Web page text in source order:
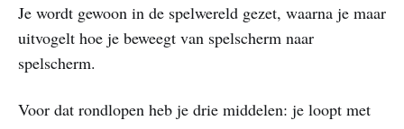
Je wordt gewoon in de spelwereld gezet, waarna je maar
uitvogelt hoe je beweegt van spelscherm naar
spelscherm.
Voor dat rondlopen heb je drie middelen: je loopt met